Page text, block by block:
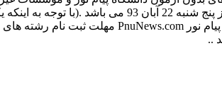
موسسات غیر انتفاعی فقط تا روز
..